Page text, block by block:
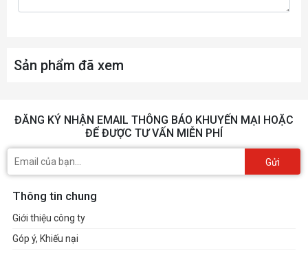
graphics card is to be installed,
- 1 x PCI Express x16 slot,
supporting PCIe 4.0 and
Sản phẩm đã xem
ĐĂNG KÝ NHẬN EMAIL THÔNG BÁO KHUYẾN MẠI HOẶC
ĐỂ ĐƯỢC TƯ VẤN MIỄN PHÍ
Gửi
Thông tin chung
Giới thiệu công ty
Góp ý, Khiếu nại